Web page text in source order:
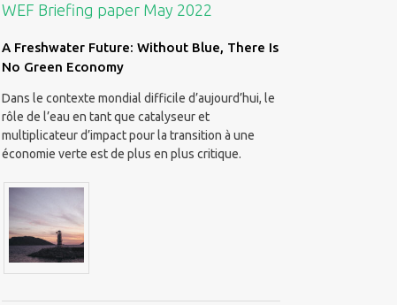
WEF Briefing paper May 2022
A Freshwater Future: Without Blue, There Is
No Green Economy
Dans le contexte mondial difficile d’aujourd’hui, le
rôle de l’eau en tant que catalyseur et
multiplicateur d’impact pour la transition à une
économie verte est de plus en plus critique.